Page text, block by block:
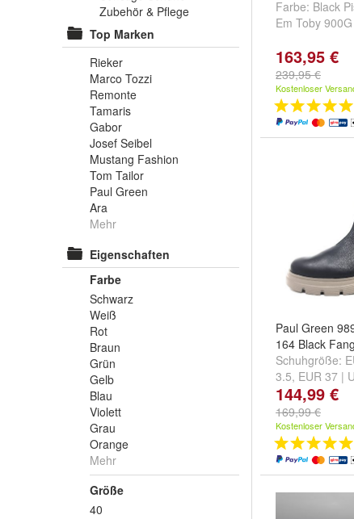
Zubehör & Pflege
Top Marken
Rieker
Marco Tozzi
Remonte
Tamaris
Gabor
Josef Seibel
Mustang Fashion
Tom Tailor
Paul Green
Ara
Mehr
Eigenschaften
Farbe
Schwarz
Weiß
Rot
Braun
Grün
Gelb
Blau
Violett
Grau
Orange
Mehr
Größe
40
Farbe: Black
Em Toby 900G
163,95 €
239,95 €
Kostenloser
Paul Green
164 Black
Schuhgröße:
3.5, EUR 37 |
| UK 4.5und
144,99 €
169,99 €
Kostenloser